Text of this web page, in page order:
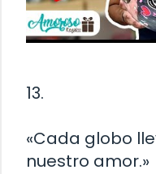
13.
«Cada globo
nuestro amor.»